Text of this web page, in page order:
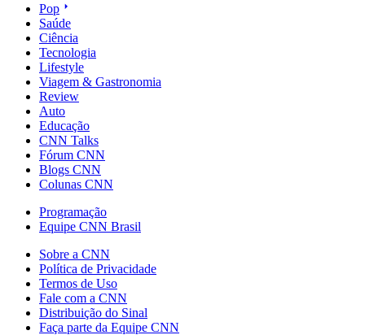
Pop
Saúde
Ciência
Tecnologia
Lifestyle
Viagem & Gastronomia
Review
Auto
Educação
CNN Talks
Fórum CNN
Blogs CNN
Colunas CNN
Programação
Equipe CNN Brasil
Sobre a CNN
Política de Privacidade
Termos de Uso
Fale com a CNN
Distribuição do Sinal
Faça parte da Equipe CNN